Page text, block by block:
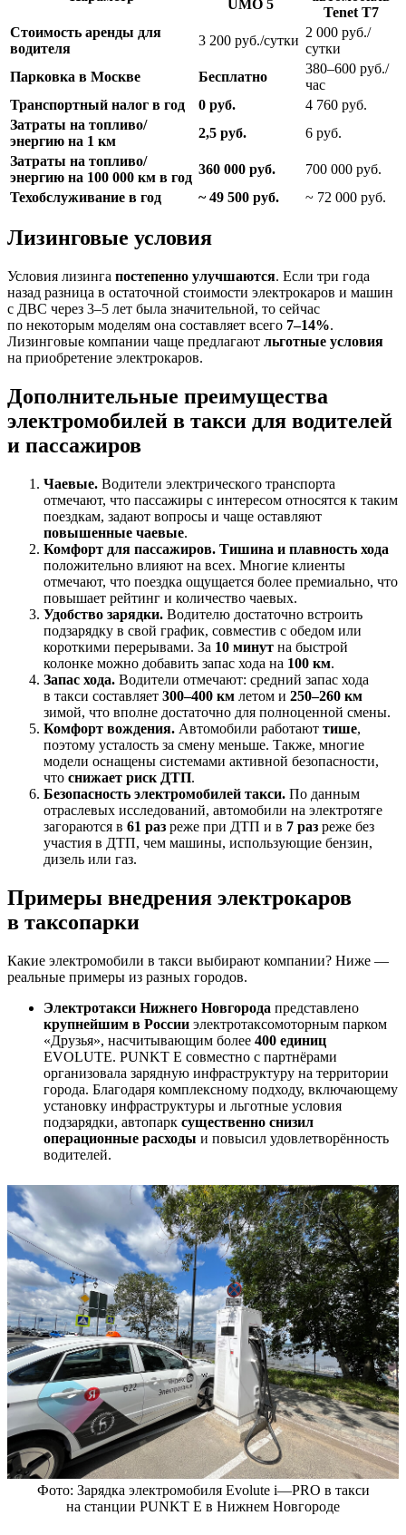
UMO 5
Tenet T7
Стоимость аренды для
водителя
3 200 руб./сутки
2 000 руб./
сутки
Парковка в Москве
Бесплатно
380–600 руб./
час
Транспортный налог в год
0 руб.
4 760 руб.
Затраты на топливо/
энергию на 1 км
2,5 руб.
6 руб.
Затраты на топливо/
энергию на 100 000 км в год
360 000 руб.
700 000 руб.
Техобслуживание в год
~ 49 500 руб. ~ 72 000 руб.
Лизинговые условия
Условия лизинга постепенно улучшаются. Если три года
назад разница в остаточной стоимости электрокаров и машин
с ДВС через 3–5 лет была значительной, то сейчас
по некоторым моделям она составляет всего 7–14%.
Лизинговые компании чаще предлагают льготные условия
на приобретение электрокаров.
Дополнительные преимущества
электромобилей в такси для водителей
и пассажиров
Чаевые. Водители электрического транспорта
отмечают, что пассажиры с интересом относятся к таким
поездкам, задают вопросы и чаще оставляют
повышенные чаевые.
Комфорт для пассажиров. Тишина и плавность хода
положительно влияют на всех. Многие клиенты
отмечают, что поездка ощущается более премиально, что
повышает рейтинг и количество чаевых.
Удобство зарядки. Водителю достаточно встроить
подзарядку в свой график, совместив с обедом или
короткими перерывами. За 10 минут на быстрой
колонке можно добавить запас хода на 100 км.
Запас хода. Водители отмечают: средний запас хода
в такси составляет 300–400 км летом и 250–260 км
зимой, что вполне достаточно для полноценной смены.
Комфорт вождения. Автомобили работают тише,
поэтому усталость за смену меньше. Также, многие
модели оснащены системами активной безопасности,
что снижает риск ДТП.
Безопасность электромобилей такси. По данным
отраслевых исследований, автомобили на электротяге
загораются в 61 раз реже при ДТП и в 7 раз реже без
участия в ДТП, чем машины, использующие бензин,
дизель или газ.
Примеры внедрения электрокаров
в таксопарки
Какие электромобили в такси выбирают компании? Ниже —
реальные примеры из разных городов.
Электротакси Нижнего Новгорода представлено
крупнейшим в России электротаксомоторным парком
«Друзья», насчитывающим более 400 единиц
EVOLUTE. PUNKT E совместно с партнёрами
организовала зарядную инфраструктуру на территории
города. Благодаря комплексному подходу, включающему
установку инфраструктуры и льготные условия
подзарядки, автопарк существенно снизил
операционные расходы и повысил удовлетворённость
водителей.
Фото: Зарядка электромобиля Evolute i—PRO в такси
на станции PUNKT E в Нижнем Новгороде